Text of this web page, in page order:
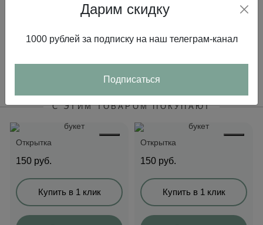
Купить в 1 клик
В корзину
Купить в 1 клик
С ЭТИМ ТОВАРОМ ПОКУПАЮТ
Открытка
150 руб.
Купить в 1 клик
Открытка
150 руб.
Купить в 1 клик
Дарим скидку
1000 рублей за подписку на наш телеграм-канал
Подписаться